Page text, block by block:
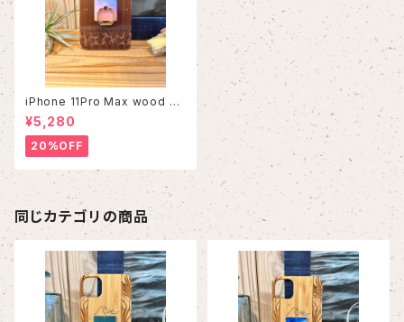
iPhone 11Pro Max wood ca
se
¥5,280
20%OFF
同じカテゴリの商品